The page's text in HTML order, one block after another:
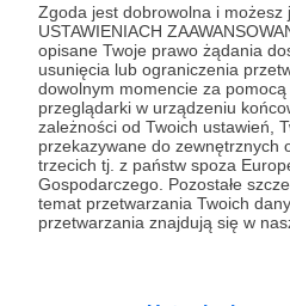
Zgoda jest dobrowolna i możesz
USTAWIENIACH
opisane Twoje prawo żądania
usunięcia lub ograniczenia
dowolnym momencie za
przeglądarki w urządzeniu
zależności od Twoich ustawień,
przekazywane do zewnętrznych
trzecich tj. z państw spoza
Gospodarczego. Pozostałe
temat przetwarzania Twoich
przetwarzania znajdują się w
Sierpień 2025, Mury
plotki o upadku
Rozwiń
Słuchaj w
SłuchajMroczne Wieki |
Patronite Audio.